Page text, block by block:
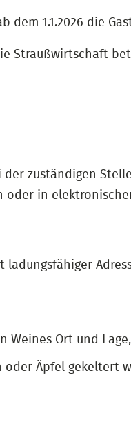
dem 1.1.2026 die
Straußwirtschaft
zuständigen
oder in
Weines Ort und
oder Äpfel